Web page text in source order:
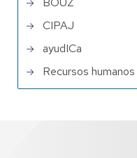
CIPAJ
ayudICa
Recursos humanos